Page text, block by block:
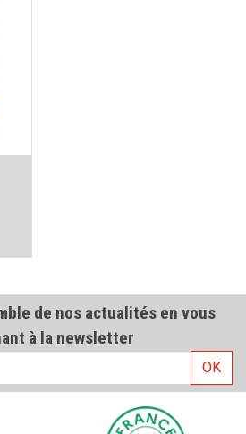
de nos actualités en vous
à la newsletter
OK